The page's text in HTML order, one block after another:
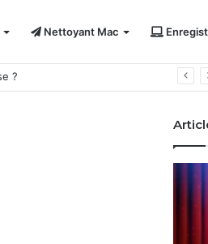
Nettoyant Mac